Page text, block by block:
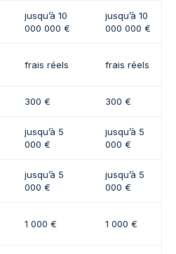
jusqu’à 10
000 000 €
jusqu’à 10
000 000 €
frais réels frais réels
300 € 300 €
jusqu’à 5
000 €
jusqu’à 5
000 €
jusqu’à 5
000 €
jusqu’à 5
000 €
1 000 € 1 000 €